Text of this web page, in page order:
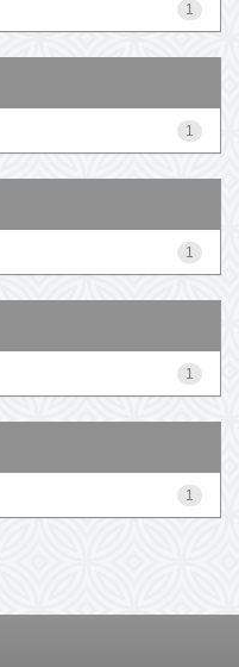
1
1
1
1
1